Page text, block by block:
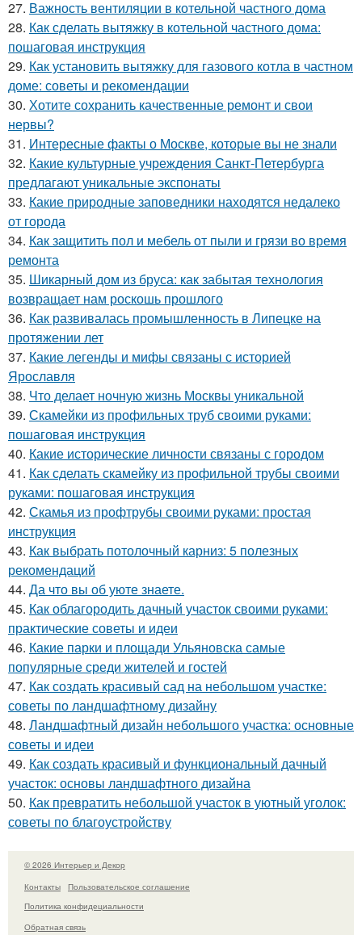
27. Важность вентиляции в котельной частного дома
28. Как сделать вытяжку в котельной частного дома:
пошаговая инструкция
29. Как установить вытяжку для газового котла в частном
доме: советы и рекомендации
30. Хотите сохранить качественные ремонт и свои
нервы?
31. Интересные факты о Москве, которые вы не знали
32. Какие культурные учреждения Санкт-Петербурга
предлагают уникальные экспонаты
33. Какие природные заповедники находятся недалеко
от города
34. Как защитить пол и мебель от пыли и грязи во время
ремонта
35. Шикарный дом из бруса: как забытая технология
возвращает нам роскошь прошлого
36. Как развивалась промышленность в Липецке на
протяжении лет
37. Какие легенды и мифы связаны с историей
Ярославля
38. Что делает ночную жизнь Москвы уникальной
39. Скамейки из профильных труб своими руками:
пошаговая инструкция
40. Какие исторические личности связаны с городом
41. Как сделать скамейку из профильной трубы своими
руками: пошаговая инструкция
42. Скамья из профтрубы своими руками: простая
инструкция
43. Как выбрать потолочный карниз: 5 полезных
рекомендаций
44. Да что вы об уюте знаете.
45. Как облагородить дачный участок своими руками:
практические советы и идеи
46. Какие парки и площади Ульяновска самые
популярные среди жителей и гостей
47. Как создать красивый сад на небольшом участке:
советы по ландшафтному дизайну
48. Ландшафтный дизайн небольшого участка: основные
советы и идеи
49. Как создать красивый и функциональный дачный
участок: основы ландшафтного дизайна
50. Как превратить небольшой участок в уютный уголок:
советы по благоустройству
© 2026 Интерьер и Декор
Контакты
Пользовательское соглашение
Политика конфидециальности
Обратная связь